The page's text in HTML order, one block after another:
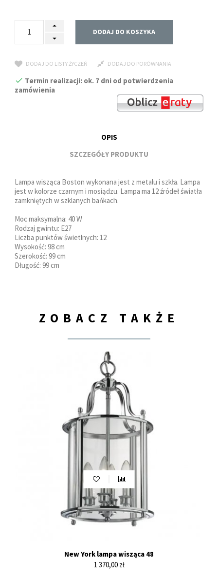
DODAJ DO KOSZYKA
DODAJ DO LISTY ŻYCZEŃ DODAJ DO PORÓWNANIA
Termin realizacji: ok. 7 dni od potwierdzenia
zamówienia
OPIS
SZCZEGÓŁY PRODUKTU
Lampa wisząca Boston wykonana jest z metalu i szkła. Lampa
jest w kolorze czarnym i mosiądzu. Lampa ma 12 źródeł światła
zamkniętych w szklanych bańkach.
Moc maksymalna: 40 W
Rodzaj gwintu: E27
Liczba punktów świetlnych: 12
Wysokość: 98 cm
Szerokość: 99 cm
Długość: 99 cm
ZOBACZ TAKŻE
New York lampa wisząca 48
Cena
1 370,00 zł